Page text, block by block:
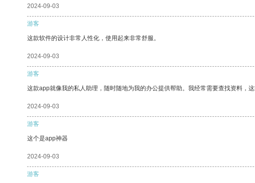
2024-09-03
游客
这款软件的设计非常人性化，使用起来非常舒服。
2024-09-03
游客
这款app就像我的私人助理，随时随地为我的办公提供帮助。我经常需要查找资料，
2024-09-03
游客
这个是app神器
2024-09-03
游客